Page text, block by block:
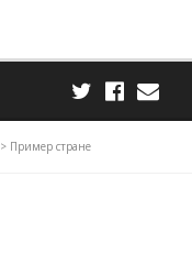
> Пример стране